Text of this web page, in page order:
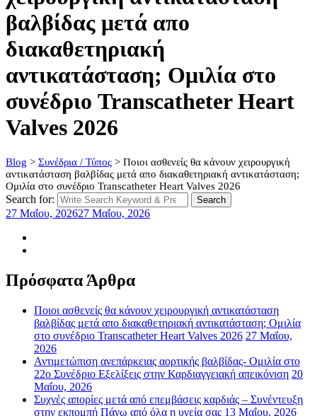
βαλβίδας μετά απο
διακαθετηριακή
αντικατάσταση; Ομιλία στο
συνέδριο Transcatheter Heart
Valves 2026
Blog > Συνέδρια / Τύπος > Ποιοι ασθενείς θα κάνουν χειρουργική
αντικατάσταση βαλβίδας μετά απο διακαθετηριακή αντικατάσταση;
Ομιλία στο συνέδριο Transcatheter Heart Valves 2026
Search for: Search
27 Μαΐου, 202627 Μαΐου, 2026
Πρόσφατα Άρθρα
Ποιοι ασθενείς θα κάνουν χειρουργική αντικατάσταση
βαλβίδας μετά απο διακαθετηριακή αντικατάσταση; Ομιλία
στο συνέδριο Transcatheter Heart Valves 2026 27 Μαΐου,
2026
Αντιμετώπιση ανεπάρκειας αορτικής βαλβίδας- Ομιλία στο
22ο Συνέδριο Εξελίξεις στην Καρδιαγγειακή απεικόνιση 20
Μαΐου, 2026
Συχνές απορίες μετά από επεμβάσεις καρδιάς – Συνέντευξη
στην εκπομπή Πάνω από όλα η υγεία σας 13 Μαΐου, 2026